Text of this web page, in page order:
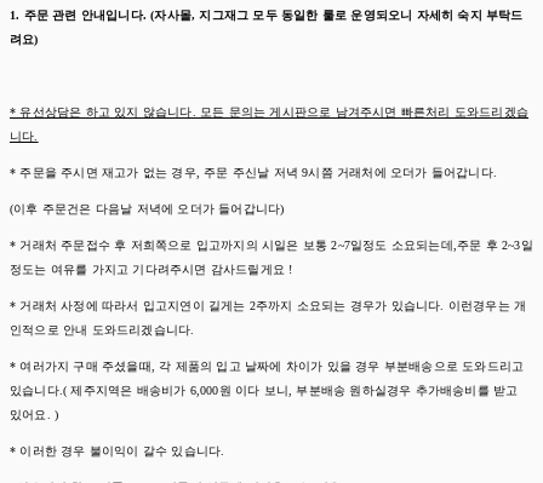
1. 주문 관련 안내입니다. (자사몰, 지그재그 모두 동일한 룰로 운영되오니 자세히 숙지 부탁드
려요)
* 유선상담은 하고 있지 않습니다. 모든 문의는 게시판으로 남겨주시면 빠른처리 도와드리겠습
니다.
* 주문을 주시면 재고가 없는 경우, 주문 주신날 저녁 9시쯤 거래처에 오더가 들어갑니다.
(이후 주문건은 다음날 저녁에 오더가 들어갑니다)
* 거래처 주문접수 후 저희쪽으로 입고까지의 시일은 보통 2~7일정도 소요되는데,주문 후 2~3일
정도는 여유를 가지고 기다려주시면 감사드릴게요 !
* 거래처 사정에 따라서 입고지연이 길게는 2주까지 소요되는 경우가 있습니다. 이런경우는 개
인적으로 안내 도와드리겠습니다.
* 여러가지 구매 주셨을때, 각 제품의 입고 날짜에 차이가 있을 경우 부분배송으로 도와드리고
있습니다.( 제주지역은 배송비가 6,000원 이다 보니, 부분배송 원하실경우 추가배송비를 받고
있어요. )
* 이러한 경우 불이익이 갈수 있습니다.